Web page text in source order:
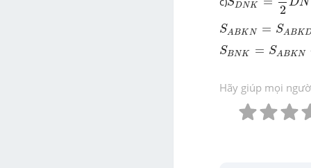
SDNK
2
DN
SABKN = SABK
SA AB
SBNK = SABKN
SB AB
Hãy giúp mọi